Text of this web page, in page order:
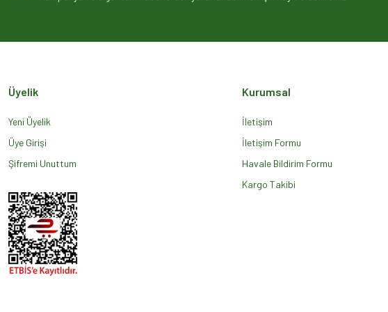
Ürün açıklamasında eksik bilgiler bulunuyor.
Üyelik
Yeni Üyelik
Üye Girişi
Şifremi Unuttum
Kurumsal
İletişim
İletişim Formu
Havale Bildirim Formu
Kargo Takibi